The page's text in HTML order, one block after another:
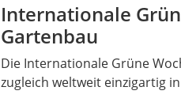
Internationale
Gartenbau
Die Internationale Grüne
zugleich weltweit einzigartig